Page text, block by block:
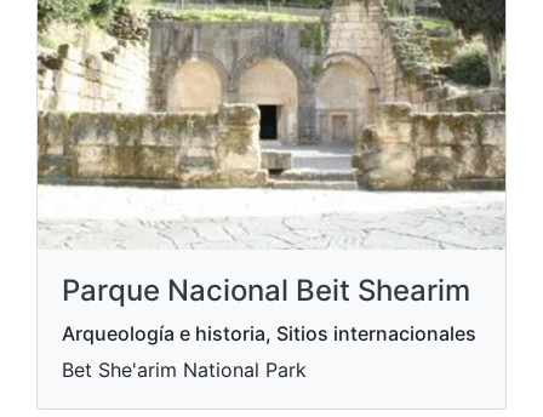
Parque Nacional Beit Shearim
Arqueología e historia, Sitios internacionales
Bet She'arim National Park